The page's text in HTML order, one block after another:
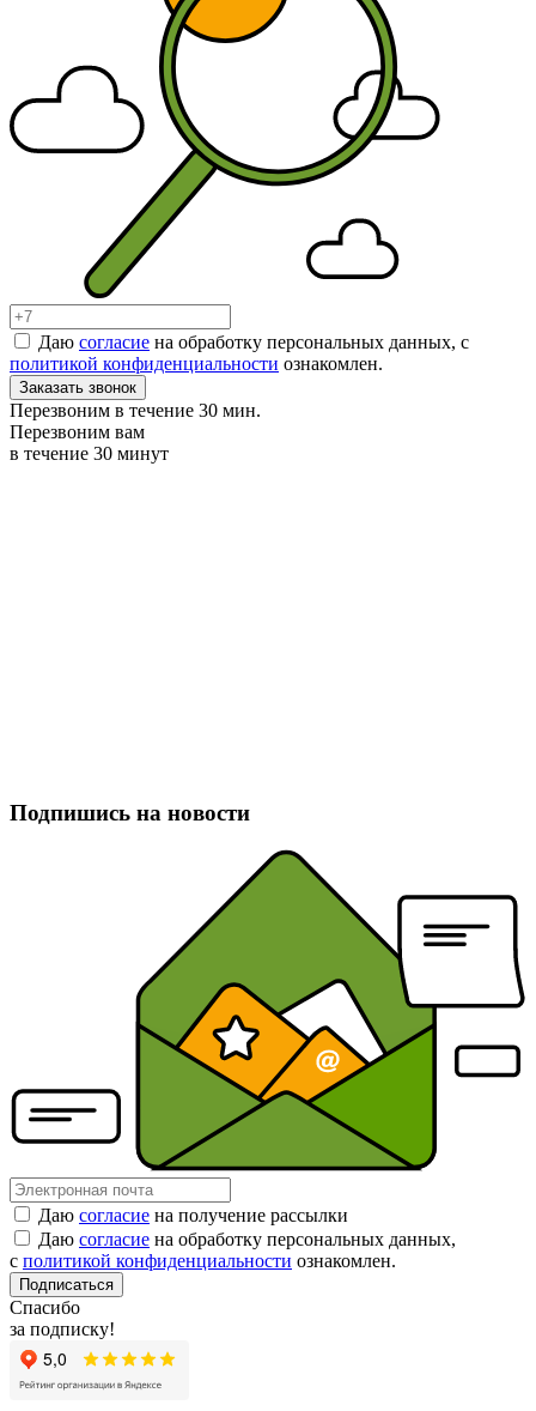
Даю согласие на обработку персональных данных, с
политикой конфиденциальности ознакомлен.
Заказать звонок
Перезвоним в течение 30 мин.
Перезвоним вам
в течение 30 минут
Подпишись на новости
Даю согласие на получение рассылки
Даю согласие на обработку персональных данных,
с политикой конфиденциальности ознакомлен.
Подписаться
Спасибо
за подписку!